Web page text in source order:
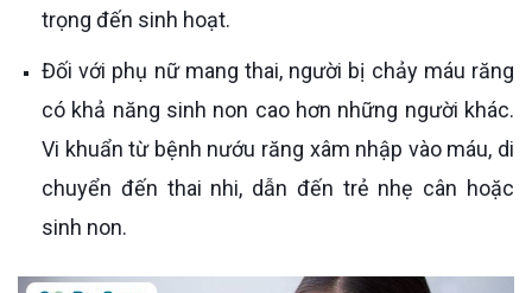
trọng đến sinh hoạt.
Đối với phụ nữ mang thai, người bị chảy máu răng
có khả năng sinh non cao hơn những người khác.
Vi khuẩn từ bệnh nướu răng xâm nhập vào máu, di
chuyển đến thai nhi, dẫn đến trẻ nhẹ cân hoặc
sinh non.